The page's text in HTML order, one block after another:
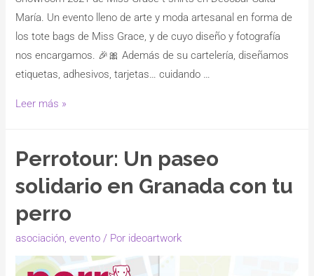
María. Un evento lleno de arte y moda artesanal en forma de
los tote bags de Miss Grace, y de cuyo diseño y fotografía
nos encargamos. 🎉🎀 Además de su cartelería, diseñamos
etiquetas, adhesivos, tarjetas… cuidando …
Leer más »
Perrotour: Un paseo
solidario en Granada con tu
perro
asociación,evento / Por ideoartwork